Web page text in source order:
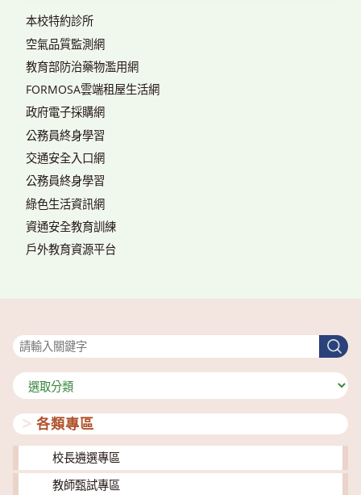
本校特約診所
空氣品質監測網
教育部防治藥物濫用網
FORMOSA雲端租屋生活網
政府電子採購網
公務員終身學習
交通安全入口網
公務員終身學習
綠色生活資訊網
資通安全教育訓練
戶外教育資源平台
搜
尋
分
類
各類專區
校長遴選專區
教師甄試專區